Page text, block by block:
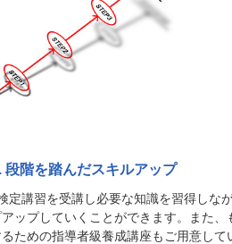
段階を踏んだスキルアップ
定講習を受講し必要な知識を習得しな
ップしていくことができます。また、
ための指導者級養成講座もご用意して